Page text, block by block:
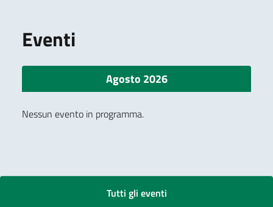
Eventi
Agosto 2026
Nessun evento in programma.
Tutti gli eventi